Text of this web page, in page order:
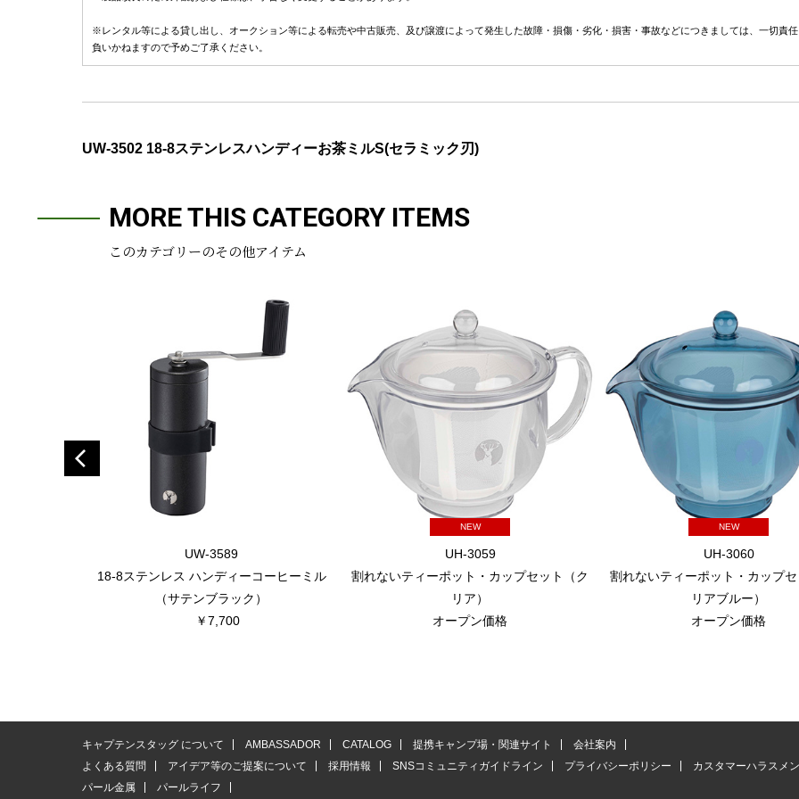
※レンタル等による貸し出し、オークション等による転売や中古販売、及び譲渡によって発生した故障・損傷・劣化・損害・事故などにつきましては、一切責
負いかねますので予めご了承ください。
UW-3502 18-8ステンレスハンディーお茶ミルS(セラミック刃)
MORE THIS CATEGORY ITEMS
このカテゴリーのその他アイテム
UW-3589
18-8ステンレス ハンディーコーヒーミル
（サテンブラック）
￥7,700
NEW
UH-3059
割れないティーポット・カップセット（ク
リア）
オープン価格
NEW
UH-3060
割れないティーポット・カップ
リアブルー）
オープン価格
キャプテンスタッグ について AMBASSADOR CATALOG 提携キャンプ場・関連サイト
会社案内
よくある質問
アイデア等のご提案について 採用情報 SNSコミュニティガイドライン プライバシーポリシー
カスタマーハラスメ
パール金属
パールライフ